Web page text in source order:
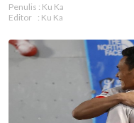
Penulis : Ku Ka
Editor : Ku Ka